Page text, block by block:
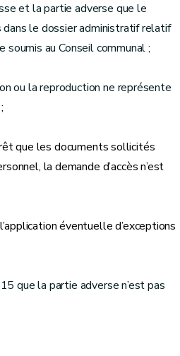
et la partie adverse que le
dans le dossier administratif relatif
soumis au Conseil communal ;
ou la reproduction ne représente
;
que les documents sollicités
la demande d’accès n’est
éventuelle d’exceptions
que la partie adverse n’est pas